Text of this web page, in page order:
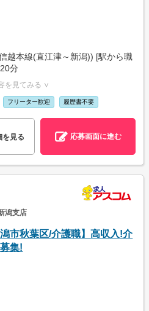
越本線(直江津～新潟)) [駅から職
分
を見てみる ∨
フリーター歓迎 履歴書不要
を見る 応募画面に進む
潟支店
潟市秋葉区/介護職】高収入!介
集!